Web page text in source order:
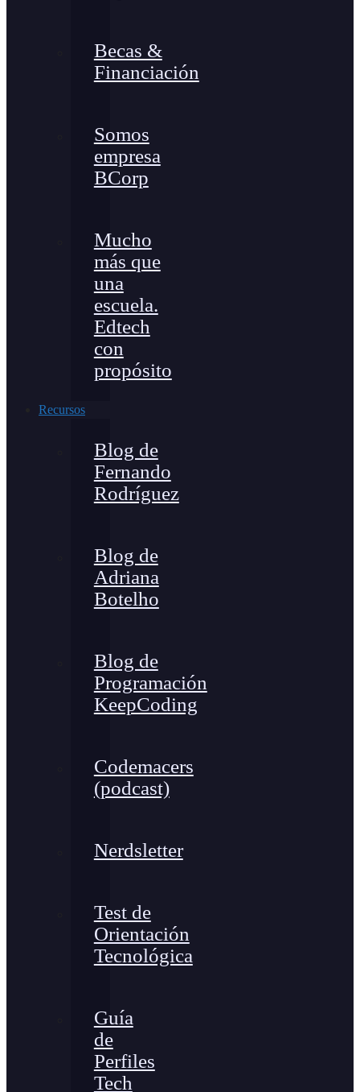
Becas &
Financiación
Somos
empresa
BCorp
Mucho
más que
una
escuela.
Edtech
con
propósito
Recursos
Blog de
Fernando
Rodríguez
Blog de
Adriana
Botelho
Blog de
Programación
KeepCoding
Codemacers
(podcast)
Nerdsletter
Test de
Orientación
Tecnológica
Guía
de
Perfiles
Tech